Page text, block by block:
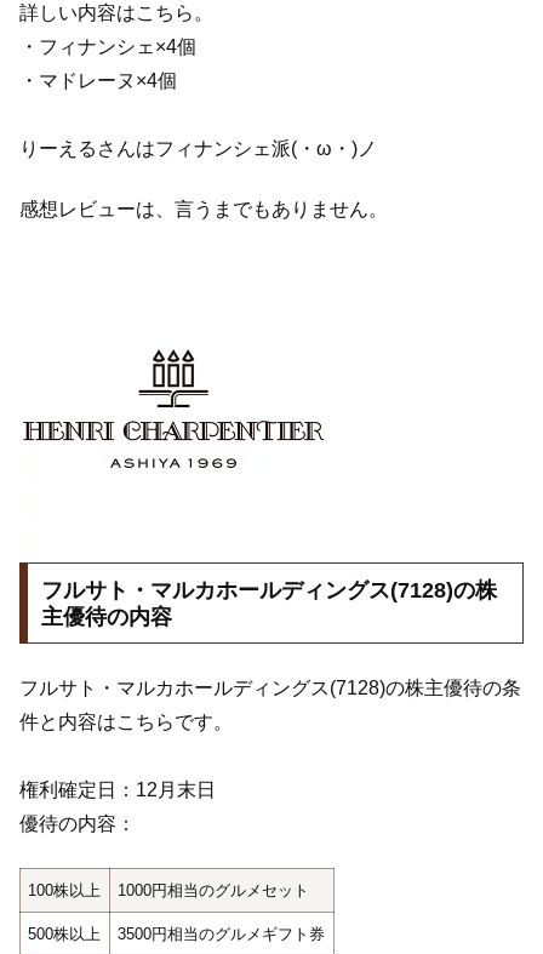
詳しい内容はこちら。
・フィナンシェ×4個
・マドレーヌ×4個
りーえるさんはフィナンシェ派(・ω・)ノ
感想レビューは、言うまでもありません。
フルサト・マルカホールディングス(7128)の株
主優待の内容
フルサト・マルカホールディングス(7128)の株主優待の条
件と内容はこちらです。
権利確定日：12月末日
優待の内容：
100株以上 1000円相当のグルメセット
500株以上 3500円相当のグルメギフト券